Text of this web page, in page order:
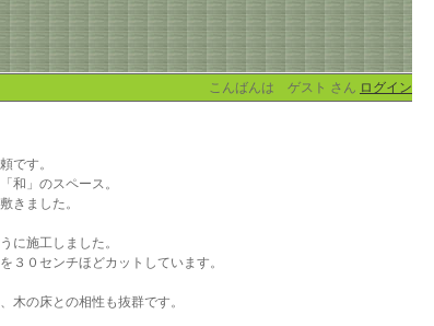
こんばんは ゲスト さん ログイン
です。
和」のスペース。
きました。
に施工しました。
３０センチほどカットしています。
木の床との相性も抜群です。